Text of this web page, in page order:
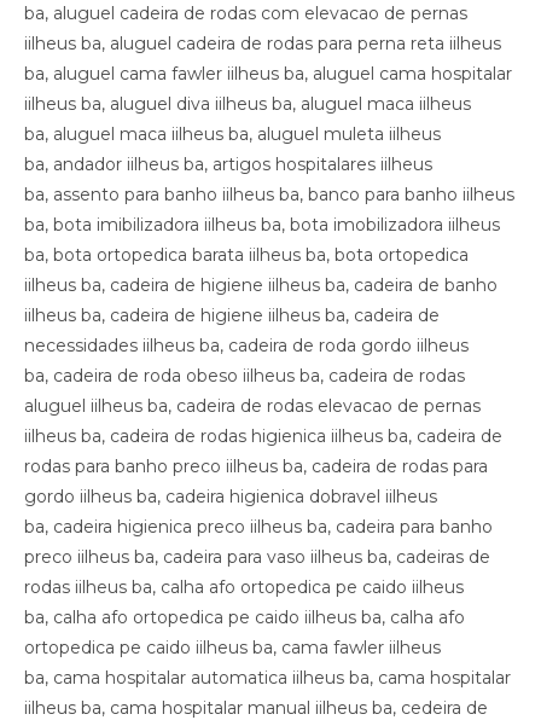
ba, aluguel cadeira de rodas com elevacao de pernas
iilheus ba, aluguel cadeira de rodas para perna reta iilheus
ba, aluguel cama fawler iilheus ba, aluguel cama hospitalar
iilheus ba, aluguel diva iilheus ba, aluguel maca iilheus
ba, aluguel maca iilheus ba, aluguel muleta iilheus
ba, andador iilheus ba, artigos hospitalares iilheus
ba, assento para banho iilheus ba, banco para banho iilheus
ba, bota imibilizadora iilheus ba, bota imobilizadora iilheus
ba, bota ortopedica barata iilheus ba, bota ortopedica
iilheus ba, cadeira de higiene iilheus ba, cadeira de banho
iilheus ba, cadeira de higiene iilheus ba, cadeira de
necessidades iilheus ba, cadeira de roda gordo iilheus
ba, cadeira de roda obeso iilheus ba, cadeira de rodas
aluguel iilheus ba, cadeira de rodas elevacao de pernas
iilheus ba, cadeira de rodas higienica iilheus ba, cadeira de
rodas para banho preco iilheus ba, cadeira de rodas para
gordo iilheus ba, cadeira higienica dobravel iilheus
ba, cadeira higienica preco iilheus ba, cadeira para banho
preco iilheus ba, cadeira para vaso iilheus ba, cadeiras de
rodas iilheus ba, calha afo ortopedica pe caido iilheus
ba, calha afo ortopedica pe caido iilheus ba, calha afo
ortopedica pe caido iilheus ba, cama fawler iilheus
ba, cama hospitalar automatica iilheus ba, cama hospitalar
iilheus ba, cama hospitalar manual iilheus ba, cedeira de